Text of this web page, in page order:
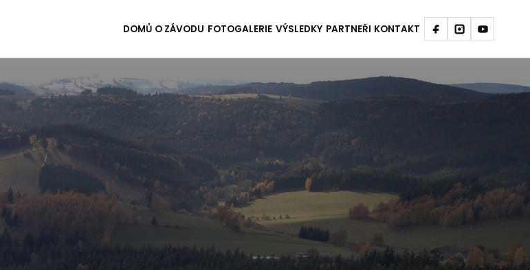
DOMŮ O ZÁVODU FOTOGALERIE VÝSLEDKY PARTNEŘI KONTAKT